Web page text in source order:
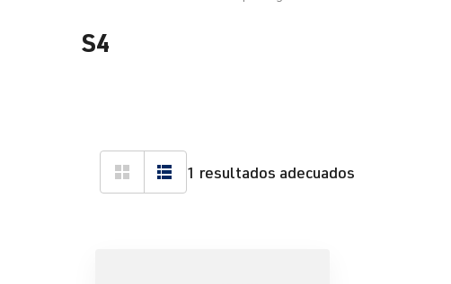
S4
1 resultados adecuados